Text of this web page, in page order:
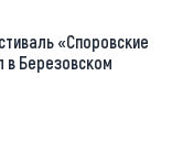
«Споровские
Березовском